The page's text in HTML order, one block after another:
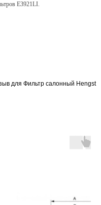
E3921LI.
для Фильтр салонный Hengst